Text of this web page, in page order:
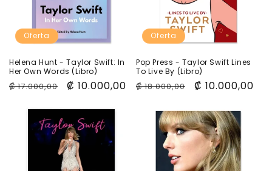
Oferta
Helena Hunt - Taylor Swift: In
Her Own Words (Libro)
Precio
₡ 17.000,00
Precio
oferta
₡ 10.000,00
Oferta
Pop Press - Taylor Swift Lines
To Live By (Libro)
Precio
₡ 18.000,00
Precio
oferta
₡ 10.000,00